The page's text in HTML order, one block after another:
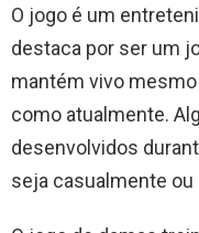
O jogo é um
destaca por ser um
mantém vivo
como atualmente.
desenvolvidos
seja casualmente